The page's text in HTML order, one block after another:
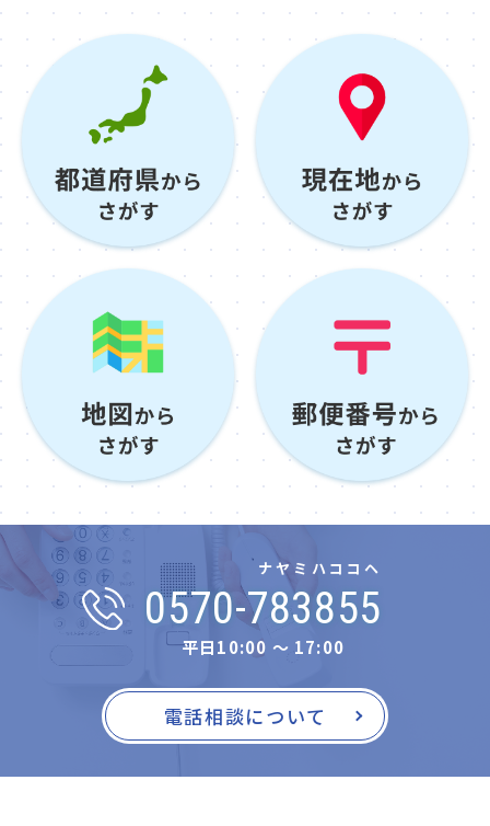
ナヤミハココヘ
0570-783855
平日10:00 〜 17:00
電話相談について